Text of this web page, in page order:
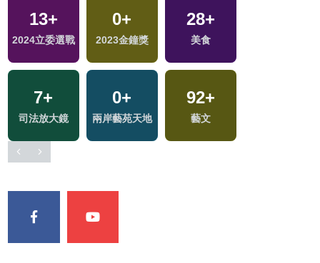
13+
2024立委選戰
0+
2023金鐘獎
28+
美食
7+
司法放大鏡
0+
兩岸藝苑天地
92+
藝文